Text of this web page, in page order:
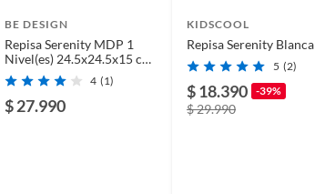
BE DESIGN
Repisa Serenity MDP 1
Nivel(es) 24.5x24.5x15 cm
Blanco
4 (1)
$ 27.990
KIDSCOOL
Repisa Serenity Blanca
5 (2)
$ 18.390 -39%
$ 29.990